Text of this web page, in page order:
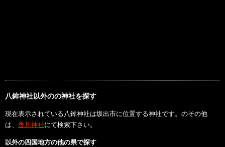
八鉾神社以外のの神社を探す
現在表示されている八鉾神社は坂出市に位置する神社です。のその他
は、 香川神社にて検索下さい。
以外の四国地方の他の県で探す